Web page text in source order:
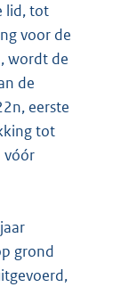
lid, tot
voor de
wordt de
de
eerste
tot
vóór
grond